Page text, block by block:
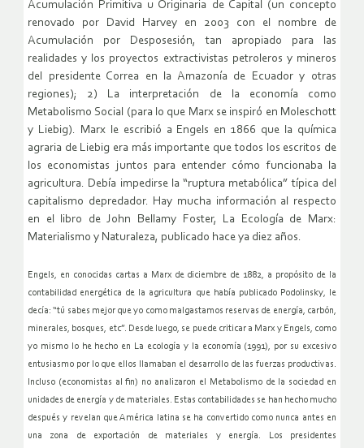
Acumulación Primitiva u Originaria de Capital (un concepto
renovado por David Harvey en 2003 con el nombre de
Acumulación por Desposesión, tan apropiado para las
realidades y los proyectos extractivistas petroleros y mineros
del presidente Correa en la Amazonía de Ecuador y otras
regiones); 2) La interpretación de la economía como
Metabolismo Social (para lo que Marx se inspiró en Moleschott
y Liebig). Marx le escribió a Engels en 1866 que la química
agraria de Liebig era más importante que todos los escritos de
los economistas juntos para entender cómo funcionaba la
agricultura. Debía impedirse la “ruptura metabólica” típica del
capitalismo depredador. Hay mucha información al respecto
en el libro de John Bellamy Foster, La Ecología de Marx:
Materialismo y Naturaleza, publicado hace ya diez años.
Engels, en conocidas cartas a Marx de diciembre de 1882, a propósito de la
contabilidad energética de la agricultura que había publicado Podolinsky, le
decía: “tú sabes mejor que yo como malgastamos reservas de energía, carbón,
minerales, bosques, etc”. Desde luego, se puede criticar a Marx y Engels, como
yo mismo lo he hecho en La ecología y la economía (1991), por su excesivo
entusiasmo por lo que ellos llamaban el desarrollo de las fuerzas productivas.
Incluso (economistas al fin) no analizaron el Metabolismo de la sociedad en
unidades de energía y de materiales. Estas contabilidades se han hecho mucho
después y revelan que América latina se ha convertido como nunca antes en
una zona de exportación de materiales y energía. Los presidentes